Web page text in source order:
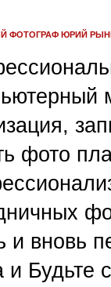
ФОТОГРАФ ЮРИЙ
фото
и вновь
и Будьте